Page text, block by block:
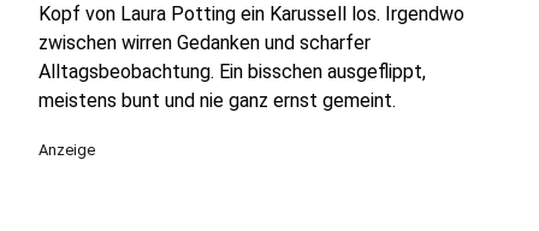
Kopf von Laura Potting ein Karussell los. Irgendwo
zwischen wirren Gedanken und scharfer
Alltagsbeobachtung. Ein bisschen ausgeflippt,
meistens bunt und nie ganz ernst gemeint.
Anzeige